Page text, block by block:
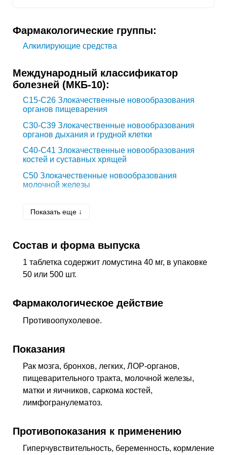
Фармакологические группы:
Алкилирующие средства
Международный классификатор
болезней (МКБ-10):
C15-C26 Злокачественные новообразования
органов пищеварения
C30-C39 Злокачественные новообразования
органов дыхания и грудной клетки
C40-C41 Злокачественные новообразования
костей и суставных хрящей
C50 Злокачественные новообразования
молочной железы
матки
C81Болезнь Ходжкина [лимфогранулематоз]
Показать еще ↓
Состав и форма выпуска
1 таблетка содержит ломустина 40 мг, в упаковке
50 или 500 шт.
Фармакологическое действие
Противоопухолевое.
Показания
Рак мозга, бронхов, легких, ЛОР-органов,
пищеварительного тракта, молочной железы,
матки и яичников, саркома костей,
лимфогранулематоз.
Противопоказания к применению
Гиперчувствительность, беременность, кормление